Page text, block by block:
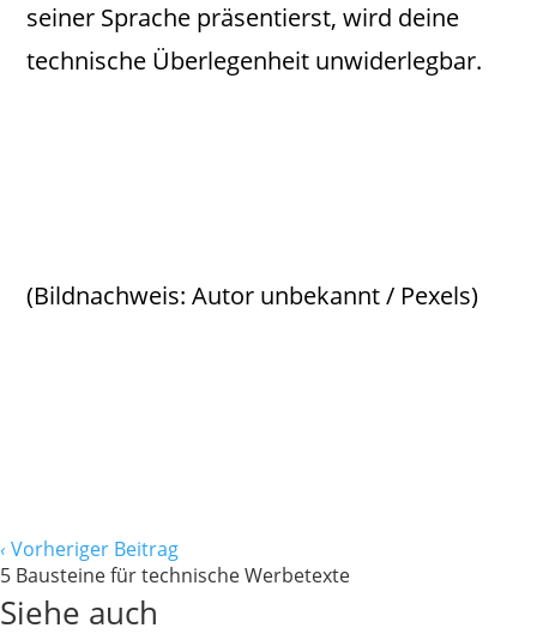
seiner Sprache präsentierst, wird deine
technische Überlegenheit unwiderlegbar.
(Bildnachweis: Autor unbekannt / Pexels)
‹Vorheriger Beitrag
5 Bausteine für technische Werbetexte
Siehe auch